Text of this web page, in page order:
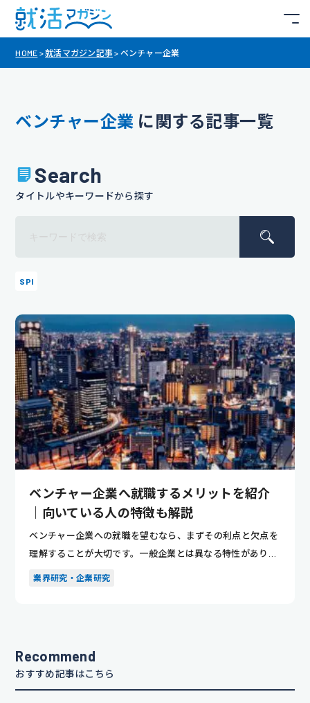
HOME >就活マガジン記事 > ベンチャー企業
ベンチャー企業 に関する記事一覧
Search
タイトルやキーワードから探す
SPI
ベンチャー企業へ就職するメリットを紹介
｜向いている人の特徴も解説
ベンチャー企業への就職を望むなら、まずその利点と欠点を
理解することが大切です。一般企業とは異なる特性があり、
漠然としたイ...
業界研究・企業研究
Recommend
おすすめ記事はこちら